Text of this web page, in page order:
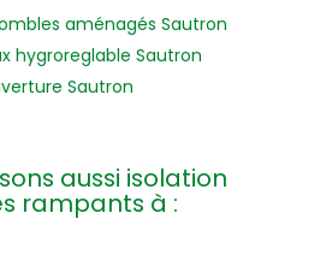
aménagés Sautron
hygroreglable Sautron
Sautron
aussi isolation
rampants à :